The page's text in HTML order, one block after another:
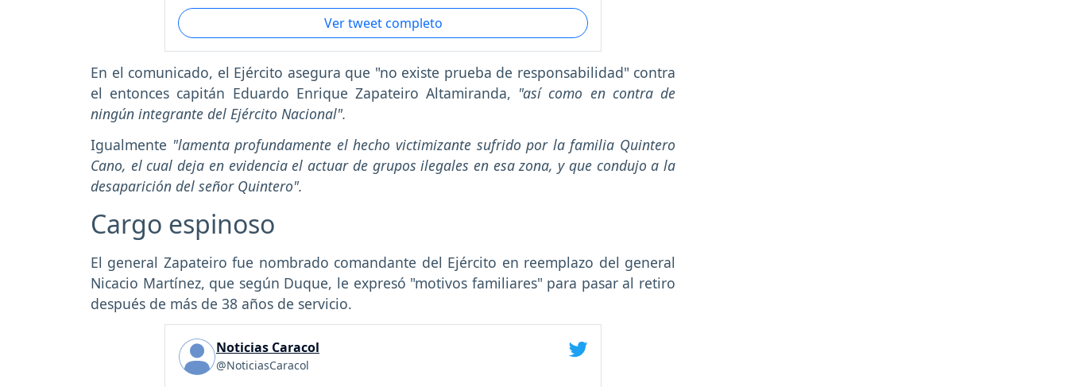
Ver tweet completo
En el comunicado, el Ejército asegura que "no existe prueba de responsabilidad" contra
el entonces capitán Eduardo Enrique Zapateiro Altamiranda, "así como en contra de
ningún integrante del Ejército Nacional".
Igualmente "lamenta profundamente el hecho victimizante sufrido por la familia Quintero
Cano, el cual deja en evidencia el actuar de grupos ilegales en esa zona, y que condujo a la
desaparición del señor Quintero".
Cargo espinoso
El general Zapateiro fue nombrado comandante del Ejército en reemplazo del general
Nicacio Martínez, que según Duque, le expresó "motivos familiares" para pasar al retiro
después de más de 38 años de servicio.
Noticias Caracol
@NoticiasCaracol